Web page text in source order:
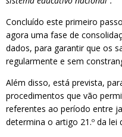
Concluído este primeiro
agora uma fase de
dados, para garantir que os
regularmente e sem
Além disso, está prevista,
procedimentos que vão
referentes ao período entre
determina o artigo 21.º da lei